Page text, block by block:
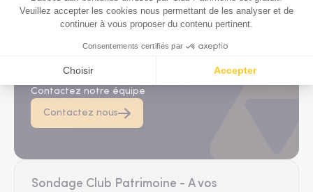
D'autres questions ?
Contactez notre équipe
Contactez nous
Sondage Club Patrimoine - A vos